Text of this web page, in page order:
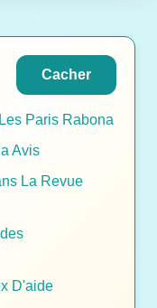
Cacher
Paris Rabona
Avis
La Revue
D'aide